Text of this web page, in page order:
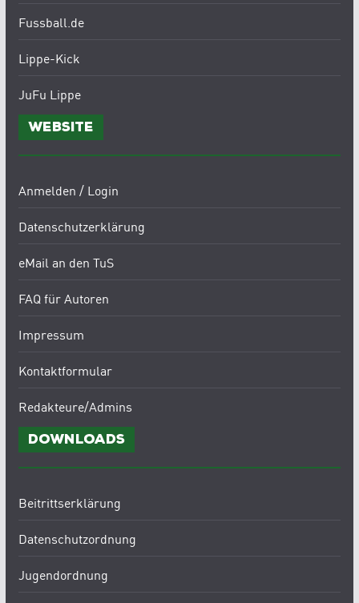
Fussball.de
Lippe-Kick
JuFu Lippe
Website
Anmelden / Login
Datenschutzerklärung
eMail an den TuS
FAQ für Autoren
Impressum
Kontaktformular
Redakteure/Admins
Downloads
Beitrittserklärung
Datenschutzordnung
Jugendordnung